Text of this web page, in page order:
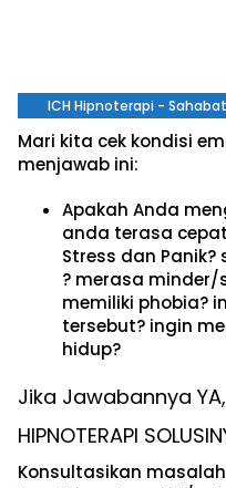
ICH Hipnoterapi -
Mari kita cek kondisi
menjawab ini:
Apakah Anda
anda terasa
Stress dan
? merasa minder/
memiliki phobia?
tersebut? ingin
hidup?
Jika Jawabannya
HIPNOTERAPI
Konsultasikan